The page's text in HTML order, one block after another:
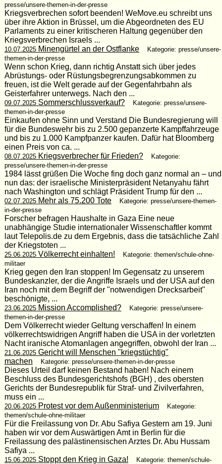
presse/unsere-themen-in-der-presse
Kriegsverbrechen sofort beenden! WeMove.eu schreibt uns
über ihre Aktion in Brüssel, um die Abgeordneten des EU
Parlaments zu einer kritischeren Haltung gegenüber den
Kriegsverbrechen Israels ...
10.07.2025Minengürtel an der Ostflanke
Kategorie: presse/unsere-
themen-in-der-presse
Wenn schon Krieg, dann richtig Anstatt sich über jedes
Abrüstungs- oder Rüstungsbegrenzungsabkommen zu
freuen, ist die Welt gerade auf der Gegenfahrbahn als
Geisterfahrer unterwegs. Nach den ...
09.07.2025Sommerschlussverkauf?
Kategorie: presse/unsere-
themen-in-der-presse
Einkaufen ohne Sinn und Verstand Die Bundesregierung will
für die Bundeswehr bis zu 2.500 gepanzerte Kampffahrzeuge
und bis zu 1.000 Kampfpanzer kaufen. Dafür hat Bloomberg
einen Preis von ca. ...
08.07.2025Kriegsverbrecher für Frieden?
Kategorie:
presse/unsere-themen-in-der-presse
1984 lässt grüßen Die Woche fing doch ganz normal an – und
nun das: der israelische Ministerpräsident Netanyahu fährt
nach Washington und schlägt Präsident Trump für den ...
02.07.2025Mehr als 75.200 Tote
Kategorie: presse/unsere-themen-
in-der-presse
Forscher befragen Haushalte in Gaza Eine neue
unabhängige Studie internationaler Wissenschaftler kommt
laut Telepolis.de zu dem Ergebnis, dass die tatsächliche Zahl
der Kriegstoten ...
25.06.2025Völkerrecht einhalten!
Kategorie: themen/schule-ohne-
militaer
Krieg gegen den Iran stoppen! Im Gegensatz zu unserem
Bundeskanzler, der die Angriffe Israels und der USA auf den
Iran noch mit dem Begriff der "notwendigen Drecksarbeit"
beschönigte, ...
23.06.2025Mission Accomplished?
Kategorie: presse/unsere-
themen-in-der-presse
Dem Völkerrecht wieder Geltung verschaffen! In einem
völkerrechtswidrigen Angriff haben die USA in der vorletzten
Nacht iranische Atomanlagen angegriffen, obwohl der Iran ...
21.06.2025Gericht will Menschen "kriegstüchtig"
machen
Kategorie: presse/unsere-themen-in-der-presse
Dieses Urteil darf keinen Bestand haben! Nach einem
Beschluss des Bundesgerichtshofs (BGH) , des obersten
Gerichts der Bundesrepublik für Straf- und Zivilverfahren,
muss ein ...
20.06.2025Protest vor dem Außenministerium
Kategorie:
themen/schule-ohne-militaer
Für die Freilassung von Dr. Abu Safiya Gestern am 19. Juni
haben wir vor dem Auswärtigen Amt in Berlin für die
Freilassung des palästinensischen Arztes Dr. Abu Hussam
Safiya ...
15.06.2025Stoppt den Krieg in Gaza!
Kategorie: themen/schule-